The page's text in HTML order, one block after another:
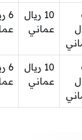
10 ريال
عماني
6
10 ريال
عماني
6